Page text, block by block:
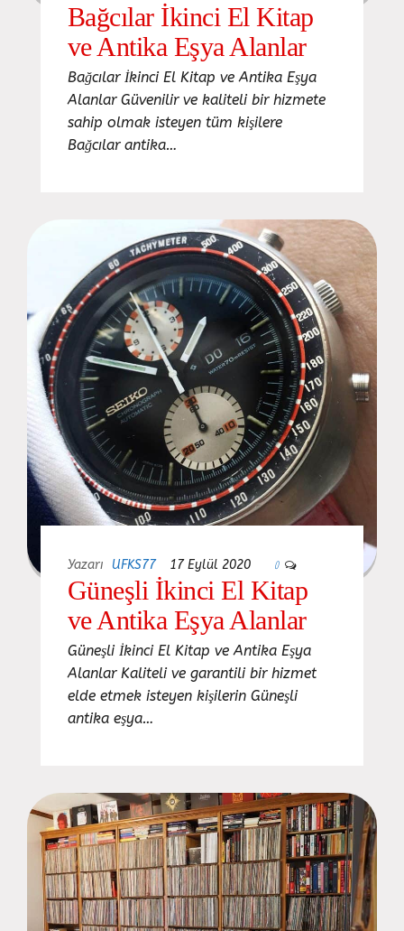
Bağcılar İkinci El Kitap
ve Antika Eşya Alanlar
Bağcılar İkinci El Kitap ve Antika Eşya
Alanlar Güvenilir ve kaliteli bir hizmete
sahip olmak isteyen tüm kişilere
Bağcılar antika…
Yazarı UFKS77 17 Eylül 2020 0
Güneşli İkinci El Kitap
ve Antika Eşya Alanlar
Güneşli İkinci El Kitap ve Antika Eşya
Alanlar Kaliteli ve garantili bir hizmet
elde etmek isteyen kişilerin Güneşli
antika eşya…